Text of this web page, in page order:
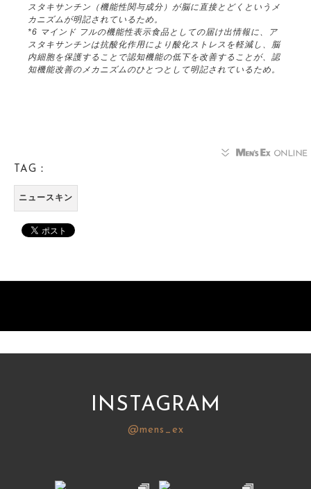
スタキサンチン（機能性関与成分）が脳に直接とどくというメ
カニズムが明記されているため。
*6 マインド フルの機能性表示食品としての届け出情報に、ア
スタキサンチンは抗酸化作用により酸化ストレスを軽減し、脳
内細胞を保護することで認知機能の低下を改善することが、認
知機能改善のメカニズムのひとつとして明記されているため。
TAG：
ニュースキン
INSTAGRAM
@mens_ex